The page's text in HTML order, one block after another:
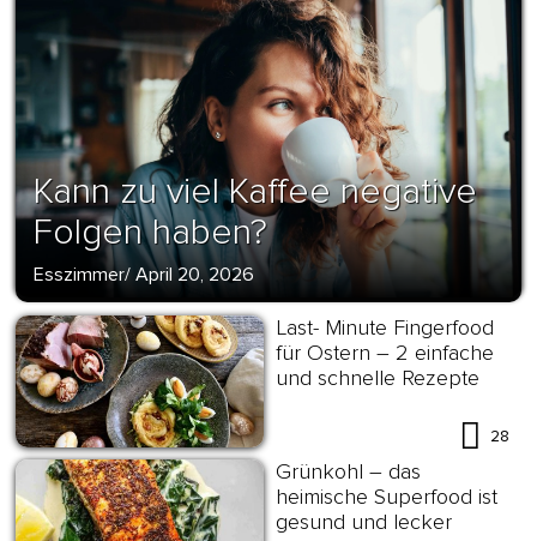
Kann zu viel Kaffee negative
Folgen haben?
Esszimmer/ April 20, 2026
Last- Minute Fingerfood
für Ostern – 2 einfache
und schnelle Rezepte
28
Grünkohl – das
heimische Superfood ist
gesund und lecker